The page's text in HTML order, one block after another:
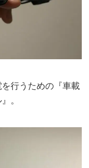
行うための『車載
。